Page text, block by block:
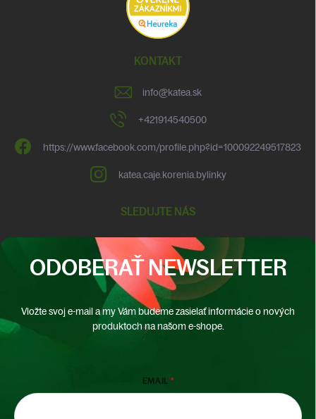
KONTAKT
info@katea.sk
+421914540500
https://www.facebook.com/profile.php?id=100092249517823
katea.caje.korenia.bylinky
SLEDUJTE NÁS
ODOBERAŤ NEWSLETTER
Vložte svoj e-mail a my Vám budeme zasielať informácie o nových
produktoch na našom e-shope.
EMAIL